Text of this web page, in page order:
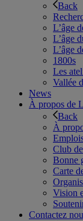
Back
L’âge
L’âge
L’âge
1800s
Les
Vallée
News
À propos de
Back
À
Club
Bonne
Carte
Vision
Contactez